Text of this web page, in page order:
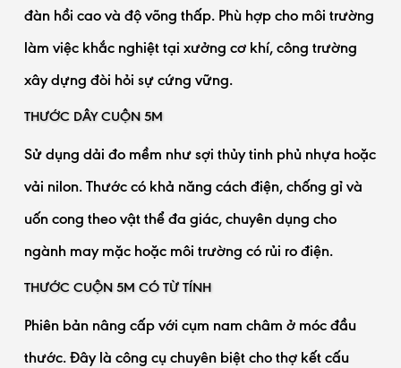
đàn hồi cao và độ võng thấp. Phù hợp cho môi trường
làm việc khắc nghiệt tại xưởng cơ khí, công trường
xây dựng đòi hỏi sự cứng vững.
THƯỚC DÂY CUỘN 5M
Sử dụng dải đo mềm như sợi thủy tinh phủ nhựa hoặc
vải nilon. Thước có khả năng cách điện, chống gỉ và
uốn cong theo vật thể đa giác, chuyên dụng cho
ngành may mặc hoặc môi trường có rủi ro điện.
THƯỚC CUỘN 5M CÓ TỪ TÍNH
Phiên bản nâng cấp với cụm nam châm ở móc đầu
thước. Đây là công cụ chuyên biệt cho thợ kết cấu